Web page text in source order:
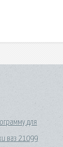
для
ваз 21099